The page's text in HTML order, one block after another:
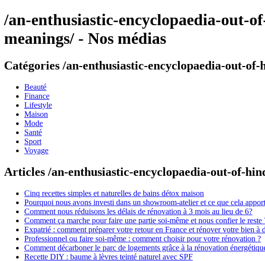
/an-enthusiastic-encyclopaedia-out-
meanings/ - Nos médias
Catégories /an-enthusiastic-encyclopaedia-out-
Beauté
Finance
Lifestyle
Maison
Mode
Santé
Sport
Voyage
Articles /an-enthusiastic-encyclopaedia-out-of-
Cinq recettes simples et naturelles de bains détox maison
Pourquoi nous avons investi dans un showroom-atelier et ce que cela
Comment nous réduisons les délais de rénovation à 3 mois au lieu de 6?
Comment ça marche pour faire une partie soi-même et nous confier le reste
Expatrié : comment préparer votre retour en France et rénover votre bien à
Professionnel ou faire soi-même : comment choisir pour votre rénovation ?
Comment décarboner le parc de logements grâce à la rénovation
Recette DIY : baume à lèvres teinté naturel avec SPF